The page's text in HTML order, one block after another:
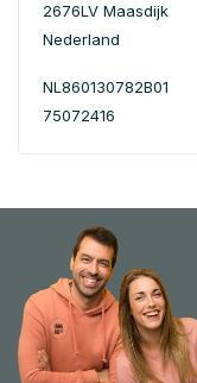
2676LV Maasdijk
Nederland
NL860130782B01
75072416